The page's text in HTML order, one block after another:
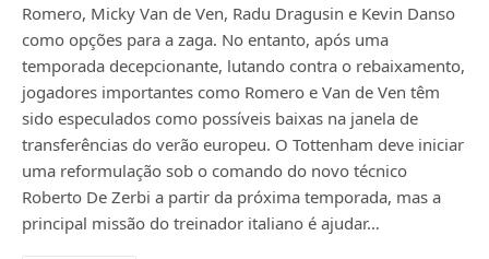
Romero, Micky Van de Ven, Radu Dragusin e Kevin Danso
como opções para a zaga. No entanto, após uma
temporada decepcionante, lutando contra o rebaixamento,
jogadores importantes como Romero e Van de Ven têm
sido especulados como possíveis baixas na janela de
transferências do verão europeu. O Tottenham deve iniciar
uma reformulação sob o comando do novo técnico
Roberto De Zerbi a partir da próxima temporada, mas a
principal missão do treinador italiano é ajudar…